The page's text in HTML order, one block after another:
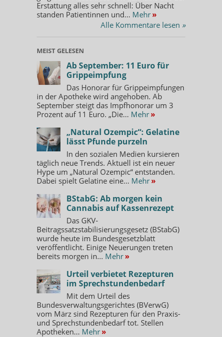
Erstattung alles sehr schnell: Über Nacht
standen Patientinnen und... Mehr »
Alle Kommentare lesen »
MEIST GELESEN
Ab September: 11 Euro für
Grippeimpfung
Das Honorar für Grippeimpfungen
in der Apotheke wird angehoben. Ab
September steigt das Impfhonorar um 3
Prozent auf 11 Euro. „Die... Mehr »
„Natural Ozempic“: Gelatine
lässt Pfunde purzeln
In den sozialen Medien kursieren
täglich neue Trends. Aktuell ist ein neuer
Hype um „Natural Ozempic“ entstanden.
Dabei spielt Gelatine eine... Mehr »
BStabG: Ab morgen kein
Cannabis auf Kassenrezept
Das GKV-
Beitragssatzstabilisierungsgesetz (BStabG)
wurde heute im Bundesgesetzblatt
veröffentlicht. Einige Neuerungen treten
bereits morgen in... Mehr »
Urteil verbietet Rezepturen
im Sprechstundenbedarf
Mit dem Urteil des
Bundesverwaltungsgerichtes (BVerwG)
vom März sind Rezepturen für den Praxis-
und Sprechstundenbedarf tot. Stellen
Apotheken... Mehr »